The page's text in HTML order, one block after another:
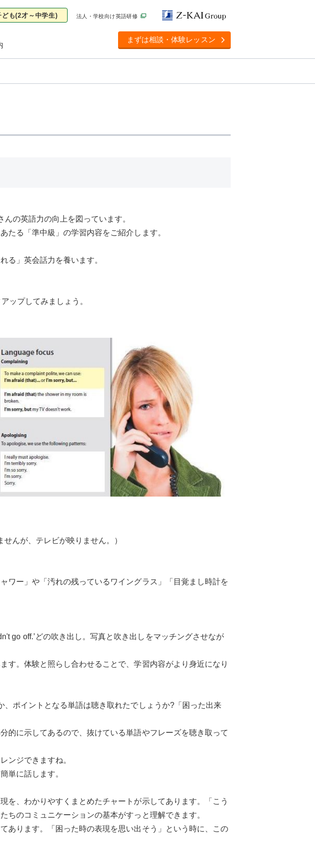
ども(2才～中学生) 法人・学校向け英語研修
まずは相談・体験レッスン
の英語力の向上を図っています。
たる「準中級」の学習内容をご紹介します。
る」英会話力を養います。
ップしてみましょう。
んが、テレビが映りません。）
ワー」や「汚れの残っているワイングラス」「目覚まし時計を
go off.’どの吹き出し。写真と吹き出しをマッチングさせなが
す。体験と照らし合わせることで、学習内容がより身近になり
ポイントとなる単語は聴き取れたでしょうか?「困った出来
的に示してあるので、抜けている単語やフレーズを聴き取って
ンジできますね。
単に話します。
を、わかりやすくまとめたチャートが示してあります。「こう
のコミュニケーションの基本がすっと理解できます。
あります。「困った時の表現を思い出そう」という時に、この